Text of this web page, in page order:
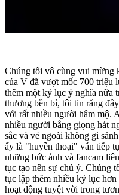
Chúng tôi vô cùng vui mừng
của V đã vượt mốc 700 triệu
thêm một kỷ lục ý nghĩa nữa
thương bền bỉ, tôi tin rằng
với rất nhiều người hâm mộ.
nhiều người bằng giọng hát
sắc và vẻ ngoài không gì
ấy là "huyền thoại" vẫn tiếp
những bức ảnh và fancam
tục tạo nên sự chú ý. Chúng
tục lập thêm nhiều kỷ lục
hoạt động tuyệt vời trong